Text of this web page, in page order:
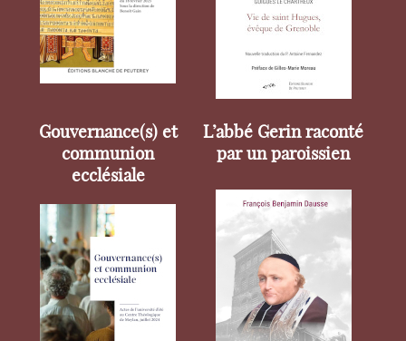
Gouvernance(s) et
communion
ecclésiale
L’abbé Gerin raconté
par un paroissien